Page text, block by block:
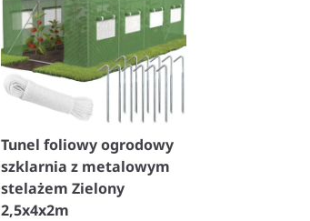
Tunel foliowy ogrodowy
szklarnia z metalowym
stelażem Zielony
2,5x4x2m